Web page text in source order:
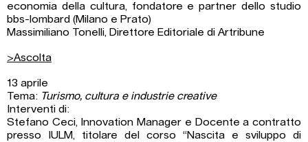
economia della cultura, fondatore e partner dello studio
bbs-lombard (Milano e Prato)
Massimiliano Tonelli, Direttore Editoriale di Artribune
>Ascolta
13 aprile
Tema: Turismo, cultura e industrie creative
Interventi di:
Stefano Ceci, Innovation Manager e Docente a contratto
presso IULM, titolare del corso “Nascita e sviluppo di